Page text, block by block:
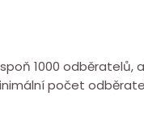
1000 odběratelů,
počet